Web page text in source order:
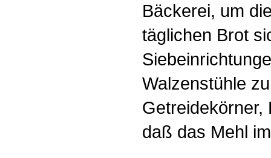
Bäckerei, um
täglichen Brot
Walzenstühle
Getreidekörner,
daß das Mehl